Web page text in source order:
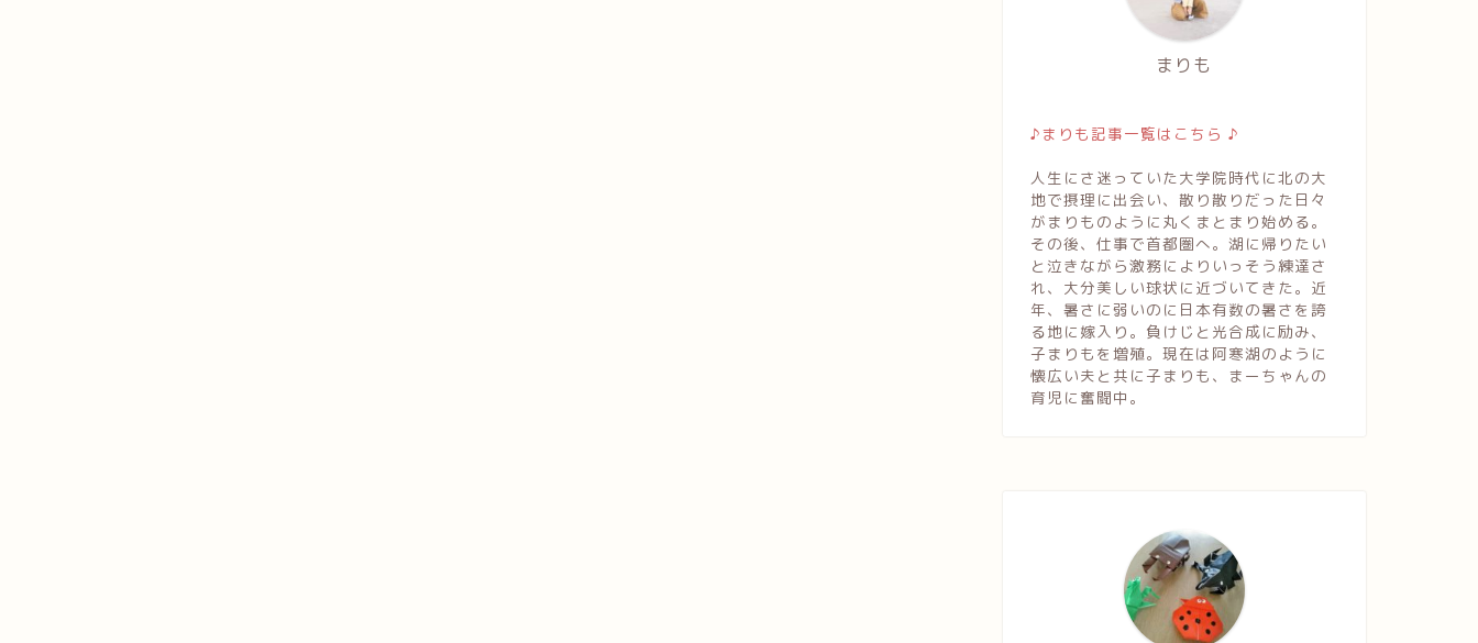
まりも
♪まりも記事一覧はこちら ♪
人生にさ迷っていた大学院時代に北の大
地で摂理に出会い、散り散りだった日々
がまりものように丸くまとまり始める。
その後、仕事で首都圏へ。湖に帰りたい
と泣きながら激務によりいっそう練達さ
れ、大分美しい球状に近づいてきた。近
年、暑さに弱いのに日本有数の暑さを誇
る地に嫁入り。負けじと光合成に励み、
子まりもを増殖。現在は阿寒湖のように
懐広い夫と共に子まりも、まーちゃんの
育児に奮闘中。